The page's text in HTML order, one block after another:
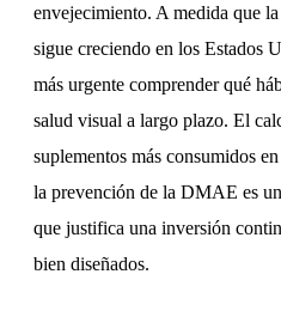
envejecimiento. A medida que
sigue creciendo en los Estados
más urgente comprender qué
salud visual a largo plazo. El
suplementos más consumidos
la prevención de la DMAE es
que justifica una inversión
bien diseñados.